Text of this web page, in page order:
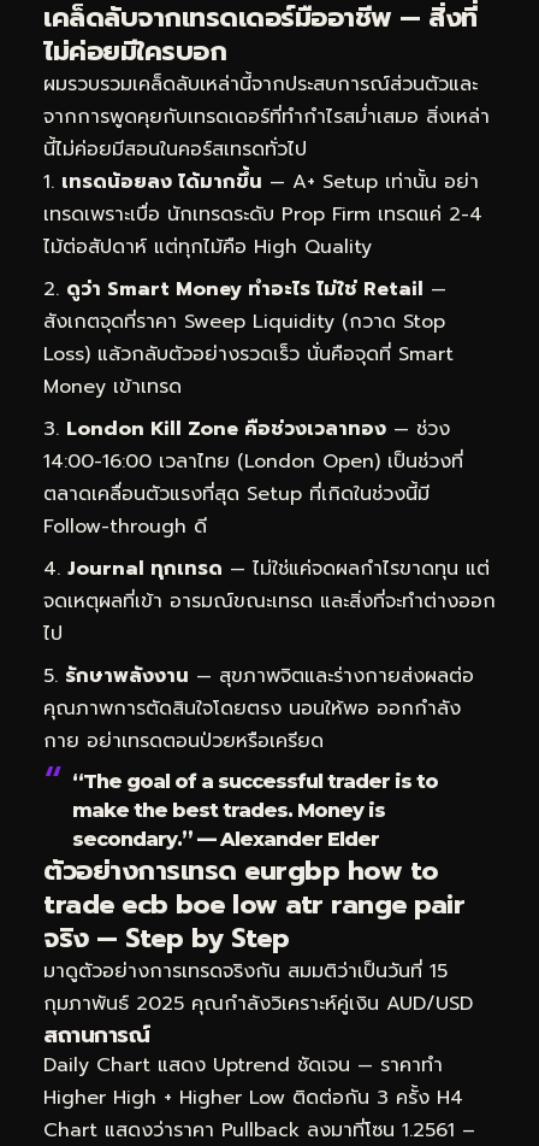
เคล็ดลับจากเทรดเดอร์มืออาชีพ — สิ่งที่
ไม่ค่อยมีใครบอก
ผมรวบรวมเคล็ดลับเหล่านี้จากประสบการณ์ส่วนตัวและ
จากการพูดคุยกับเทรดเดอร์ที่ทำกำไรสม่ำเสมอ สิ่งเหล่า
นี้ไม่ค่อยมีสอนในคอร์สเทรดทั่วไป
เทรดน้อยลง ได้มากขึ้น — A+ Setup เท่านั้น อย่า
เทรดเพราะเบื่อ นักเทรดระดับ Prop Firm เทรดแค่ 2-4
ไม้ต่อสัปดาห์ แต่ทุกไม้คือ High Quality
ดูว่า Smart Money ทำอะไร ไม่ใช่ Retail —
สังเกตจุดที่ราคา Sweep Liquidity (กวาด Stop
Loss) แล้วกลับตัวอย่างรวดเร็ว นั่นคือจุดที่ Smart
Money เข้าเทรด
London Kill Zone คือช่วงเวลาทอง — ช่วง
14:00-16:00 เวลาไทย (London Open) เป็นช่วงที่
ตลาดเคลื่อนตัวแรงที่สุด Setup ที่เกิดในช่วงนี้มี
Follow-through ดี
Journal ทุกเทรด — ไม่ใช่แค่จดผลกำไรขาดทุน แต่
จดเหตุผลที่เข้า อารมณ์ขณะเทรด และสิ่งที่จะทำต่างออก
ไป
รักษาพลังงาน — สุขภาพจิตและร่างกายส่งผลต่อ
คุณภาพการตัดสินใจโดยตรง นอนให้พอ ออกกำลัง
กาย อย่าเทรดตอนป่วยหรือเครียด
“The goal of a successful trader is to
make the best trades. Money is
secondary.” — Alexander Elder
ตัวอย่างการเทรด eurgbp how to
trade ecb boe low atr range pair
จริง — Step by Step
มาดูตัวอย่างการเทรดจริงกัน สมมติว่าเป็นวันที่ 15
กุมภาพันธ์ 2025 คุณกำลังวิเคราะห์คู่เงิน AUD/USD
สถานการณ์
Daily Chart แสดง Uptrend ชัดเจน — ราคาทำ
Higher High + Higher Low ติดต่อกัน 3 ครั้ง H4
Chart แสดงว่าราคา Pullback ลงมาที่โซน 1.2561 –